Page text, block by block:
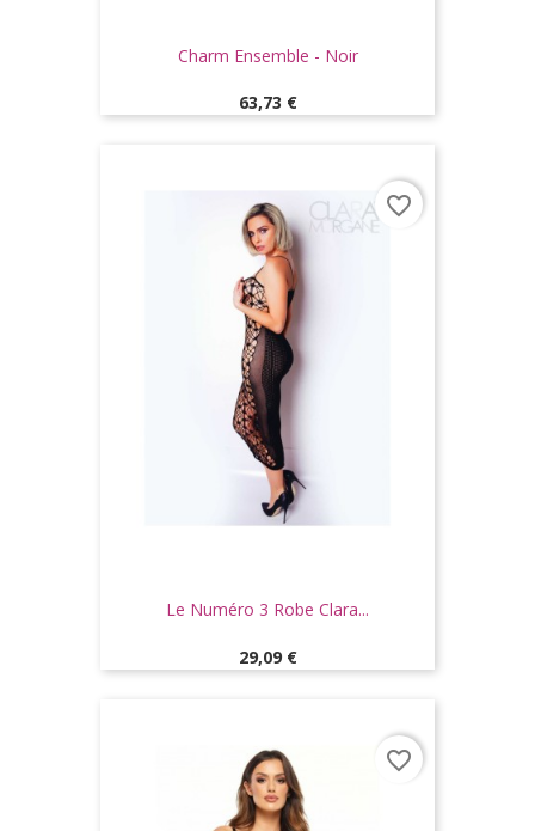
Charm Ensemble - Noir
Prix
63,73 €
Le Numéro 3 Robe Clara...
Prix
29,09 €
favorite_border
favorite_border